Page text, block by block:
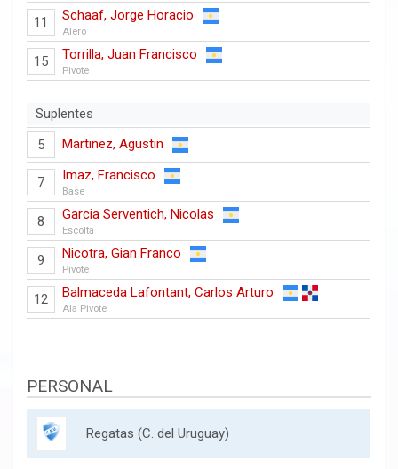
11 Schaaf, Jorge Horacio
Alero
15 Torrilla, Juan Francisco
Pivote
Suplentes
5
Martinez, Agustin
7 Imaz, Francisco
Base
8 Garcia Serventich, Nicolas
Escolta
9 Nicotra, Gian Franco
Pivote
12 Balmaceda Lafontant, Carlos Arturo
Ala Pivote
PERSONAL
Regatas (C. del Uruguay)